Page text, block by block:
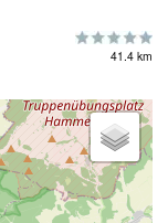
41.4 km